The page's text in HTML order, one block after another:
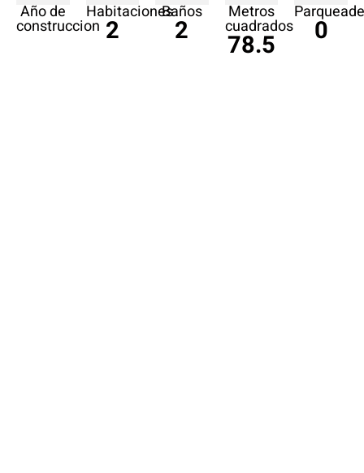
Año de
construccion
Habitaciones
2
Baños
2
Metros
cuadrados
78.5 0